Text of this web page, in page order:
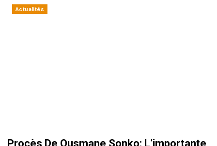
Actualités
Procès De Ousmane Sonko: L’importante